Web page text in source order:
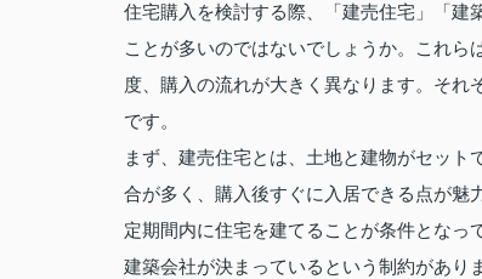
住宅購入を検討する際、「建売住宅」「建
ことが多いのではないでしょうか。これ
度、購入の流れが大きく異なります。そ
です。
まず、建売住宅とは、土地と建物がセッ
合が多く、購入後すぐに入居できる点が魅
定期間内に住宅を建てることが条件となっ
建築会社が決まっているという制約があり